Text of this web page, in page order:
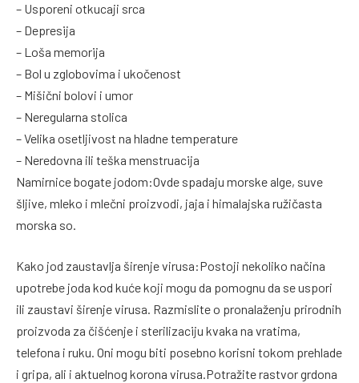
– Usporeni otkucaji srca
– Depresija
– Loša memorija
– Bol u zglobovima i ukočenost
– Mišični bolovi i umor
– Neregularna stolica
– Velika osetljivost na hladne temperature
– Neredovna ili teška menstruacija
Namirnice bogate jodom:Ovde spadaju morske alge, suve
šljive, mleko i mlečni proizvodi, jaja i himalajska ružičasta
morska so.
Kako jod zaustavlja širenje virusa:Postoji nekoliko načina
upotrebe joda kod kuće koji mogu da pomognu da se uspori
ili zaustavi širenje virusa. Razmislite o pronalaženju prirodnih
proizvoda za čišćenje i sterilizaciju kvaka na vratima,
telefona i ruku. Oni mogu biti posebno korisni tokom prehlade
i gripa, ali i aktuelnog korona virusa.Potražite rastvor grdona